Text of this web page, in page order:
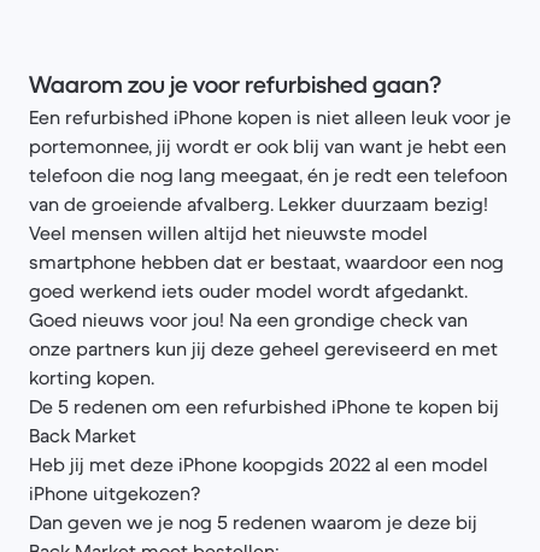
Waarom zou je voor refurbished gaan?
Een refurbished iPhone kopen is niet alleen leuk voor je
portemonnee, jij wordt er ook blij van want je hebt een
telefoon die nog lang meegaat, én je redt een telefoon
van de groeiende afvalberg. Lekker duurzaam bezig!
Veel mensen willen altijd het nieuwste model
smartphone hebben dat er bestaat, waardoor een nog
goed werkend iets ouder model wordt afgedankt.
Goed nieuws voor jou! Na een grondige check van
onze partners kun jij deze geheel gereviseerd en met
korting kopen.
De 5 redenen om een refurbished iPhone te kopen bij
Back Market
Heb jij met deze iPhone koopgids 2022 al een model
iPhone uitgekozen?
Dan geven we je nog 5 redenen waarom je deze bij